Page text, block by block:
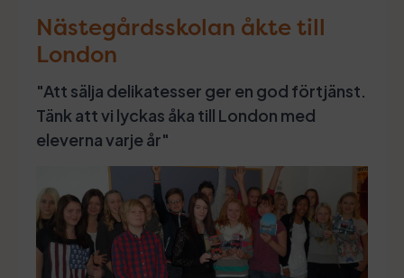
Nästegårdsskolan åkte till
London
"Att sälja delikatesser ger en god förtjänst.
Tänk att vi lyckas åka till London med
eleverna varje år"